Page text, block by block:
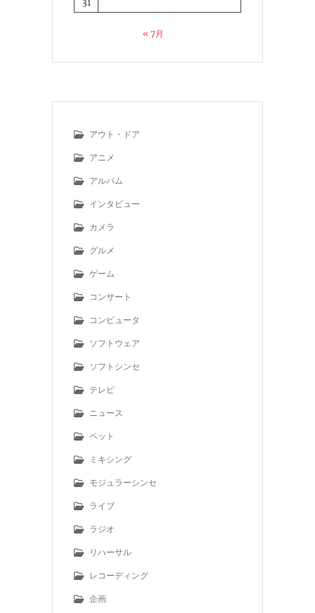
31
« 7月
アウト・ドア
アニメ
アルバム
インタビュー
カメラ
グルメ
ゲーム
コンサート
コンピュータ
ソフトウェア
ソフトシンセ
テレビ
ニュース
ペット
ミキシング
モジュラーシンセ
ライブ
ラジオ
リハーサル
レコーディング
企画